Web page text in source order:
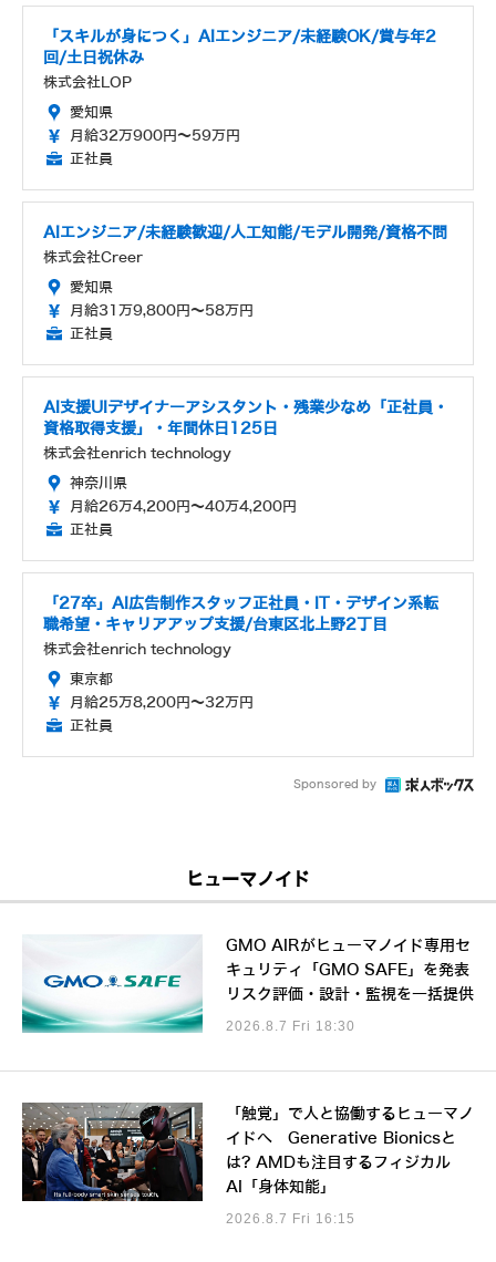
「スキルが身につく」AIエンジニア/未経験OK/賞与年2
回/土日祝休み
株式会社LOP
愛知県
月給32万900円～59万円
正社員
AIエンジニア/未経験歓迎/人工知能/モデル開発/資格不問
株式会社Creer
愛知県
月給31万9,800円～58万円
正社員
AI支援UIデザイナーアシスタント・残業少なめ「正社員・
資格取得支援」・年間休日125日
株式会社enrich technology
神奈川県
月給26万4,200円～40万4,200円
正社員
「27卒」AI広告制作スタッフ正社員・IT・デザイン系転
職希望・キャリアアップ支援/台東区北上野2丁目
株式会社enrich technology
東京都
月給25万8,200円～32万円
正社員
Sponsored by
ヒューマノイド
GMO AIRがヒューマノイド専用セ
キュリティ「GMO SAFE」を発表
リスク評価・設計・監視を一括提供
2026.8.7 Fri 18:30
「触覚」で人と協働するヒューマノ
イドへ Generative Bionicsと
は? AMDも注目するフィジカル
AI「身体知能」
2026.8.7 Fri 16:15